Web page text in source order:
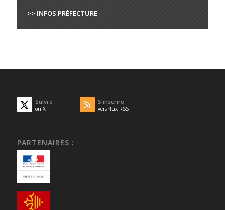
>> INFOS PRÉFECTURE
Suivre
on X
S'inscrire
vers flux RSS
PARTENAIRES :